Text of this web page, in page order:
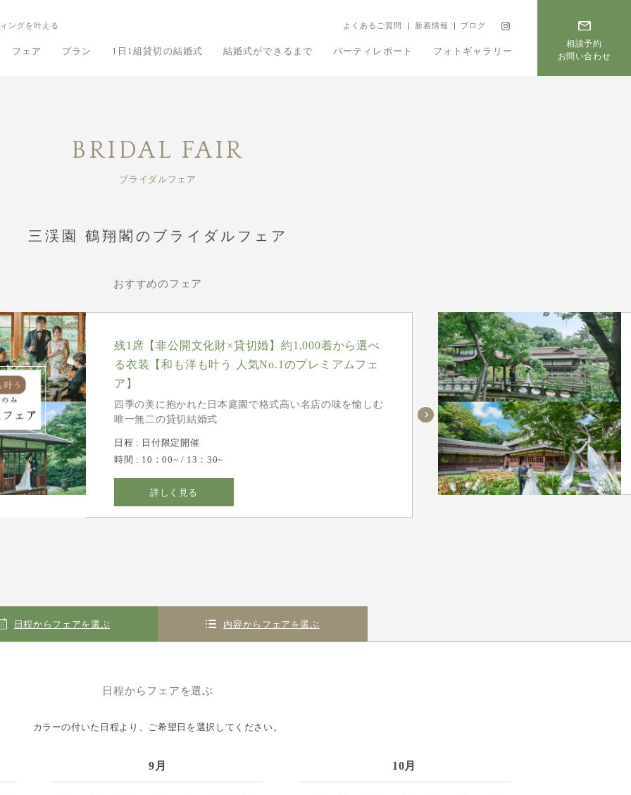
ングを叶える よくあるご質問 新着情報 ブログ
フェア プラン 1日1組貸切の結婚式 結婚式ができるまで パーティレポート フォトギャラリー
相談予約
お問い合わせ
BRIDAL FAIR
ブライダルフェア
三渓園 鶴翔閣のブライダルフェア
おすすめのフェア
残1席【非公開文化財×貸切婚】約1,000着から選べ
る衣装【和も洋も叶う 人気No.1のプレミアムフェ
ア】
四季の美に抱かれた日本庭園で格式高い名店の味を愉しむ
唯一無二の貸切結婚式
日程 : 日付限定開催
時間 : 10：00~ / 13：30~
詳しく見る
日程からフェアを選ぶ 内容からフェアを選ぶ
日程からフェアを選ぶ
カラーの付いた日程より、 ご希望日を選択してください。
9月 10月